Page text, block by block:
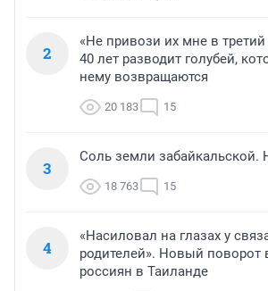
2
«Не привози их мне в
40 лет разводит голубей,
нему возвращаются
20 183 15
3
Соль земли забайкальской.
18 763 15
4
«Насиловал на глазах у
родителей». Новый поворот
россиян в Таиланде